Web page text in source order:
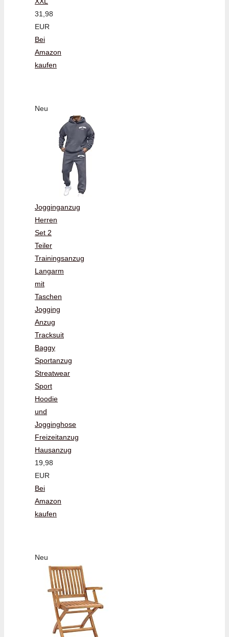
31,98
EUR
Bei
Amazon
kaufen
Neu
Jogginganzug
Herren
Set 2
Teiler
Trainingsanzug
Langarm
mit
Taschen
Jogging
Anzug
Tracksuit
Baggy
Sportanzug
Streatwear
Sport
Hoodie
und
Jogginghose
Freizeitanzug
Hausanzug
19,98
EUR
Bei
Amazon
kaufen
Neu